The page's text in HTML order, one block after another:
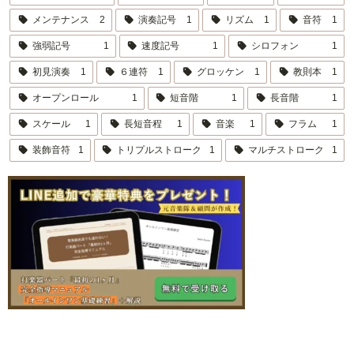
メンテナンス 2 演奏記号 1 リズム 1 音符 1
強弱記号 1 速度記号 1 シロフォン 1
初見演奏 1 ６連符 1 グロッケン 1 教則本 1
オープンロール 1 短音階 1 長音階 1
スケール 1 長短音程 1 音楽 1 フラム 1
装飾音符 1 トリプルストローク 1 マルチストローク 1